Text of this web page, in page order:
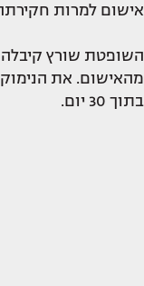
אישום למרות
השופטת שורץ
מהאישום. את
בתוך 30 יום.